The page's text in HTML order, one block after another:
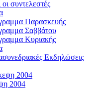
συντελεστές
Παρασκευής
Σαββάτου
Κυριακής
Εκδηλώσεις
2004
2004